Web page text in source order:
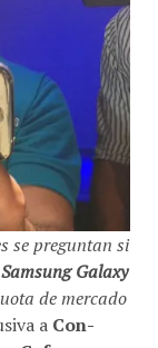
se preguntan si
Samsung Galaxy
de mercado
aCon-
Cafe.